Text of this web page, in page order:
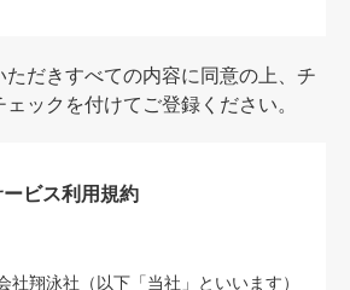
だきすべての内容に同意の上、チ
ックを付けてご登録ください。
ビス利用規約
社翔泳社（以下「当社」といいます）